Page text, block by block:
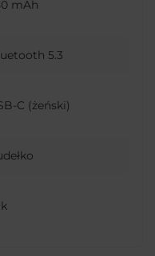
mAh
5.3
C (żeński)